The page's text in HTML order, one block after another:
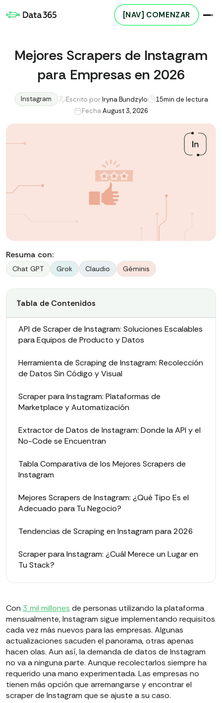
[NAV] COMENZAR
Mejores Scrapers de Instagram
para Empresas en 2026
Instagram Escrito por:Iryna Bundzylo 15min de lectura
Fecha:August 3, 2026
Resuma con:
Chat GPT Grok Claudio Géminis
Tabla de Contenidos
API de Scraper de Instagram: Soluciones Escalables
para Equipos de Producto y Datos
Herramienta de Scraping de Instagram: Recolección
de Datos Sin Código y Visual
Scraper para Instagram: Plataformas de
Marketplace y Automatización
Extractor de Datos de Instagram: Donde la API y el
No-Code se Encuentran
Tabla Comparativa de los Mejores Scrapers de
Instagram
Mejores Scrapers de Instagram: ¿Qué Tipo Es el
Adecuado para Tu Negocio?
Tendencias de Scraping en Instagram para 2026
Scraper para Instagram: ¿Cuál Merece un Lugar en
Tu Stack?
Con 3 mil millones de personas utilizando la plataforma
mensualmente, Instagram sigue implementando requisitos
cada vez más nuevos para las empresas. Algunas
actualizaciones sacuden el panorama, otras apenas
hacen olas. Aun así, la demanda de datos de Instagram
no va a ninguna parte. Aunque recolectarlos siempre ha
requerido una mano experimentada. Las empresas no
tienen más opción que arremangarse y encontrar el
scraper de Instagram que se ajuste a su caso.